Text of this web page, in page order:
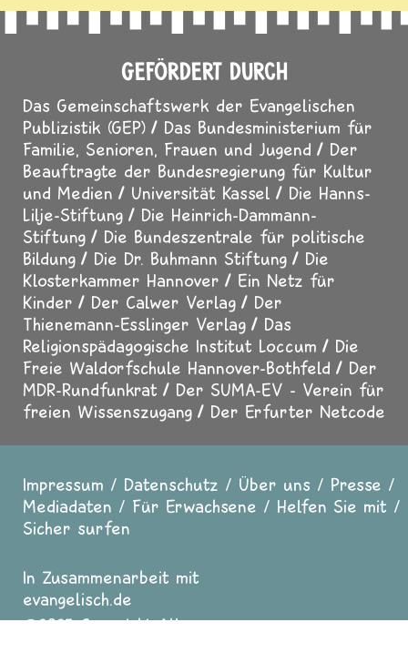
GEFÖRDERT DURCH
Das Gemeinschaftswerk der Evangelischen
Publizistik (GEP)
Das Bundesministerium für
Familie, Senioren, Frauen und Jugend
Der
Beauftragte der Bundesregierung für Kultur
und Medien
Universität Kassel
Die Hanns-
Lilje-Stiftung
Die Heinrich-Dammann-
Stiftung
Die Bundeszentrale für politische
Bildung
Die Dr. Buhmann Stiftung
Die
Klosterkammer Hannover
Ein Netz für
Kinder
Der Calwer Verlag
Der
Thienemann-Esslinger Verlag
Das
Religionspädagogische Institut Loccum
Die
Freie Waldorfschule Hannover-Bothfeld
Der
MDR-Rundfunkrat
Der SUMA-EV - Verein für
freien Wissenszugang
Der Erfurter Netcode
Fußzeile
Impressum Datenschutz Über uns
Presse
Mediadaten
Für Erwachsene
Helfen Sie mit
Sicher surfen
In Zusammenarbeit mit
evangelisch.de
2025 Copyright All